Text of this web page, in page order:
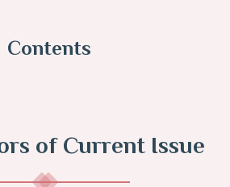
Contents
of Current Issue